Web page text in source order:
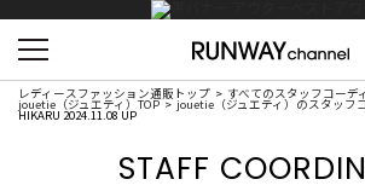
レディースファッション通販トップ すべてのスタッフコーデ
jouetie（ジュエティ）TOP jouetie（ジュエティ）のスタッフ
HIKARU 2024.11.08 UP
STAFF